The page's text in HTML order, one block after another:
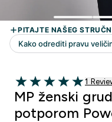
5 out of 5 stars
1
1
MP ženski
potporom